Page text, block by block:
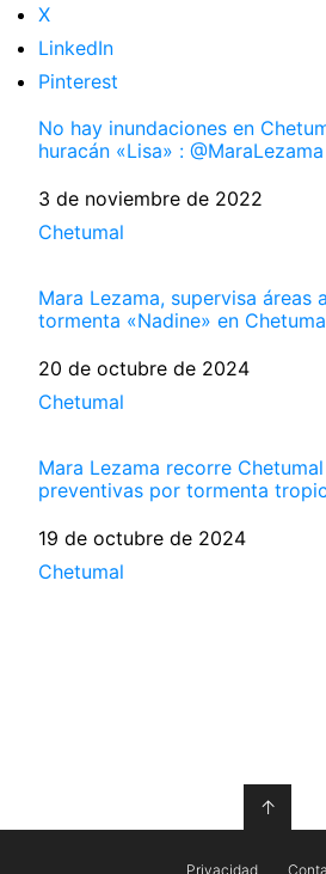
X
LinkedIn
Pinterest
No hay inundaciones en
huracán «Lisa» : @MaraLezama
Fecha
3 de noviembre de 2022
Respecto a
Chetumal
Mara Lezama, supervisa áreas
tormenta «Nadine» en
Fecha
20 de octubre de 2024
Respecto a
Chetumal
Mara Lezama recorre
preventivas por tormenta
Fecha
19 de octubre de 2024
Respecto a
Chetumal
↑
Privacidad